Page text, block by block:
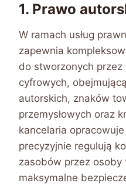
1. Prawo
W ramach usług
zapewnia
do stworzonych przez
cyfrowych,
autorskich, znaków
przemysłowych oraz
kancelaria
precyzyjnie regulują
zasobów przez
maksymalne